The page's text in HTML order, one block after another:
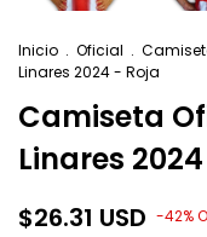
Inicio . Oficial .
Linares 2024 - Roja
Camiseta
Linares
$26.31 USD -42%